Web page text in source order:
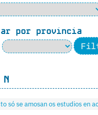
por provincia
N
só se amosan os estudios en